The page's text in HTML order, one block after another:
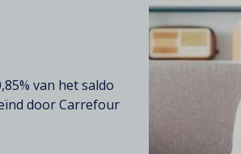
van het saldo
door Carrefour